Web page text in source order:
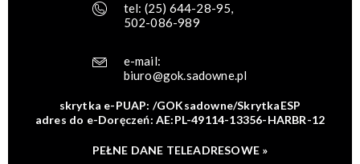
tel: (25) 644-28-95,
502-086-989
e-mail:
biuro@gok.sadowne.pl
skrytka e-PUAP: /GOKsadowne/SkrytkaESP
adres do e-Doręczeń: AE:PL-49114-13356-HARBR-12
PEŁNE DANE TELEADRESOWE »